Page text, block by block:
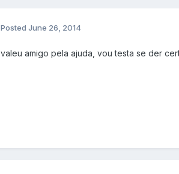
Posted June 26, 2014
valeu amigo pela ajuda, vou testa se der